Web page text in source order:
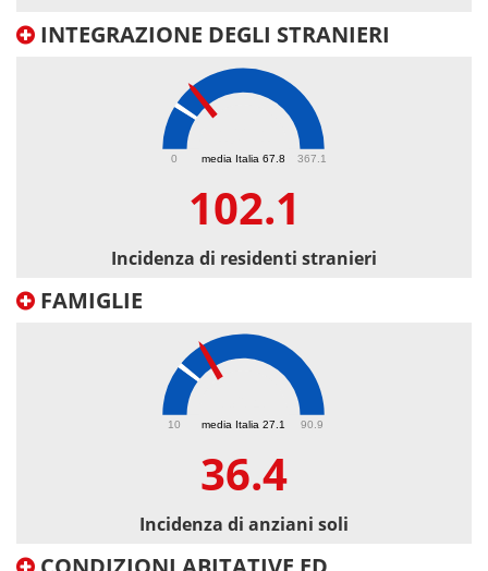
INTEGRAZIONE DEGLI STRANIERI
media Italia 67.8
0 367.1
102.1
Incidenza di residenti stranieri
FAMIGLIE
media Italia 27.1
10 90.9
36.4
Incidenza di anziani soli